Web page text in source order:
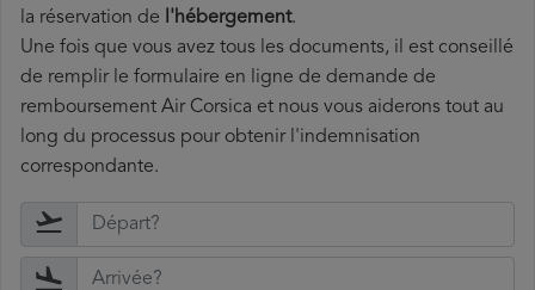
la réservation de l'hébergement.
Une fois que vous avez tous les documents, il est conseillé
de remplir le formulaire en ligne de demande de
remboursement Air Corsica et nous vous aiderons tout au
long du processus pour obtenir l'indemnisation
correspondante.